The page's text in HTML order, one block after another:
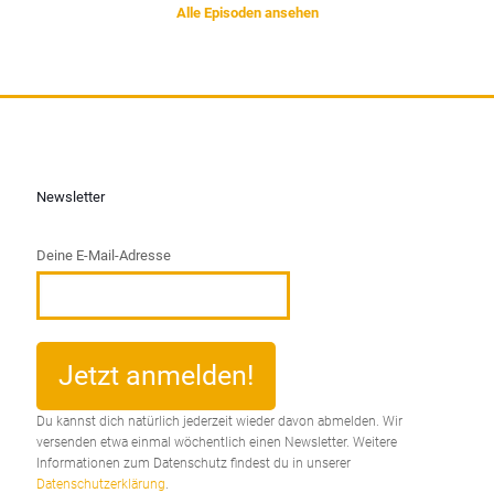
Alle Episoden ansehen
Newsletter
Deine E-Mail-Adresse
Du kannst dich natürlich jederzeit wieder davon abmelden. Wir
versenden etwa einmal wöchentlich einen Newsletter. Weitere
Informationen zum Datenschutz findest du in unserer
Datenschutzerklärung.